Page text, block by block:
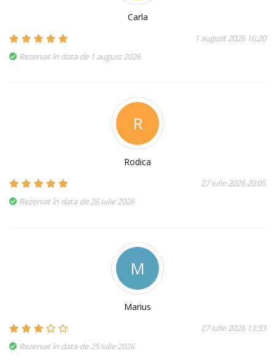
Carla
1 august 2026 16:20
Rezervat în data de 1 august 2026
R
Rodica
27 iulie 2026 20:05
Rezervat în data de 26 iulie 2026
M
Marius
27 iulie 2026 13:33
Rezervat în data de 25 iulie 2026